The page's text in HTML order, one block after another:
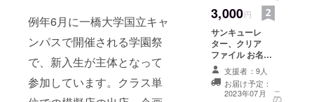
例年6月に一橋大学国立キャ
ンパスで開催される学園祭
で、新入生が主体となって
参加しています。クラス単
3,000円
サンキューレ
ター、クリア
ファイル お名前
のご記入くださ
い。（任意）
支援者：9人
お届け予定：
2023年07月
こ
の